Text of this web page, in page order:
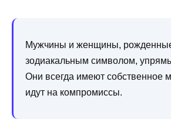
Мужчины и женщины,
зодиакальным символом,
Они всегда имеют собственное
идут на компромиссы.